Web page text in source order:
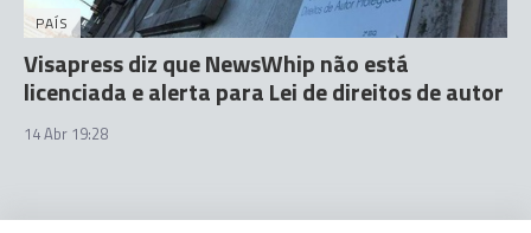
PAÍS
Visapress diz que NewsWhip não está
licenciada e alerta para Lei de direitos de autor
14 Abr 19:28